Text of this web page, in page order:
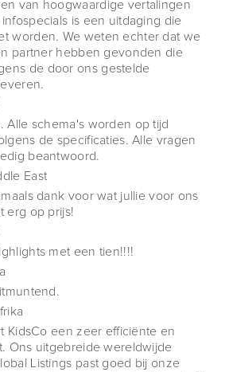
van hoogwaardige vertalingen
is een uitdaging die
worden. We weten echter dat we
partner hebben gevonden die
de door ons gestelde
Alle schema's worden op tijd
de specificaties. Alle vragen
beantwoord.
East
dank voor wat jullie voor ons
erg op prijs!
met een tien!!!!
KidsCo een zeer efficiënte en
Ons uitgebreide wereldwijde
Listings past goed bij onze